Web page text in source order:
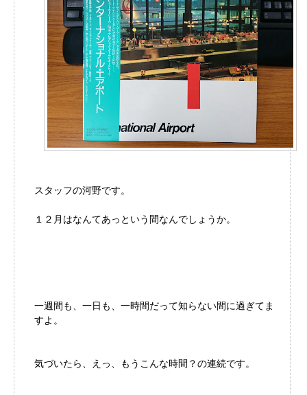
スタッフの河野です。
１２月はなんてあっという間なんでしょうか。
一週間も、一日も、一時間だって知らない間に過ぎてま
すよ。
気づいたら、えっ、もうこんな時間？の連続です。